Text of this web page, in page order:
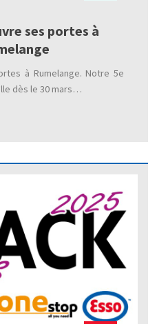
ses portes à
à Rumelange. Notre 5e
dès le 30 mars…